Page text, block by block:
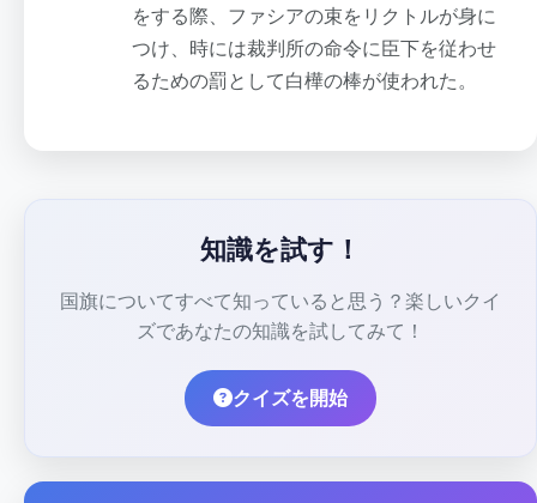
をする際、ファシアの束をリクトルが身に
つけ、時には裁判所の命令に臣下を従わせ
るための罰として白樺の棒が使われた。
知識を試す！
国旗についてすべて知っていると思う？楽しいクイ
ズであなたの知識を試してみて！
クイズを開始